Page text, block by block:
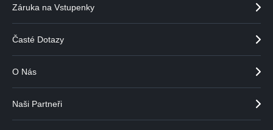
Záruka na Vstupenky
Časté Dotazy
O Nás
Naši Partneři